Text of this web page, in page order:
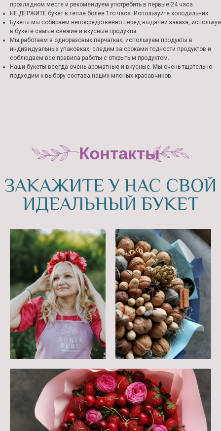
прохладном месте и рекомендуем употребить в первые 24 часа.
НЕ ДЕРЖИТЕ букет в тепле более 1го часа. Используйте холодильник.
Букеты мы собираем непосредственно перед выдачей заказа, используя
в букете самые свежие и вкусные продукты.
Мы работаем в одноразовых перчатках, используем продукты в
индивидуальных упаковках, следим за сроками годности продуктов и
соблюдаем все правила работы с открытым продуктом.
Наши букеты всегда очень ароматные и вкусные. Мы очень тщательно
подходим к выбору состава наших мясных красавчиков.